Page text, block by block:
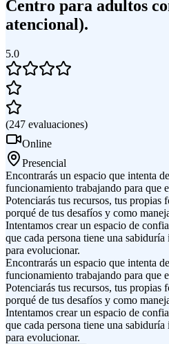
Centro para adultos
atencional).
5.0
(247 evaluaciones)
Online
Presencial
Encontrarás un espacio que intenta
funcionamiento trabajando para que
Potenciarás tus recursos, tus propias
porqué de tus desafíos y como
Intentamos crear un espacio de
que cada persona tiene una
para evolucionar.
Encontrarás un espacio que intenta
funcionamiento trabajando para que
Potenciarás tus recursos, tus propias
porqué de tus desafíos y como
Intentamos crear un espacio de
que cada persona tiene una
para evolucionar.